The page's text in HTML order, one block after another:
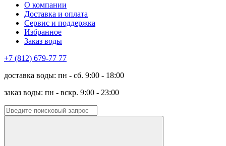
О компании
Доставка и оплата
Сервис и поддержка
Избранное
Заказ воды
+7 (812) 679-77 77
доставка воды: пн - сб. 9:00 - 18:00
заказ воды: пн - вскр. 9:00 - 23:00